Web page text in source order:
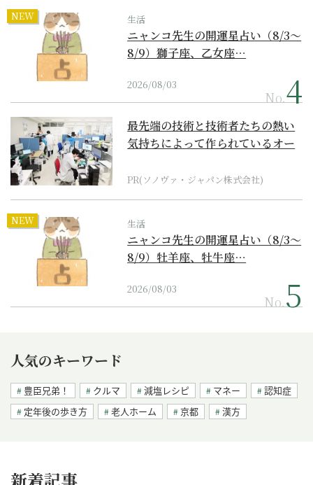
NEW 生活
ニャンコ先生の開運星占い（8/3～
8/9）獅子座、乙女座…
2026/08/03
No.
最先端の技術と技術者たちの熱い
気持ちによって作られているオー
PR(ソノヴァ・ジャパン株式会社)
NEW 生活
ニャンコ先生の開運星占い（8/3～
8/9）牡羊座、牡牛座…
2026/08/03
No.
人気のキーワード
豊臣兄弟！ クルマ 減塩レシピ マネー
認知症
定年後の歩き方
老人ホーム 京都 漢方
新着記事